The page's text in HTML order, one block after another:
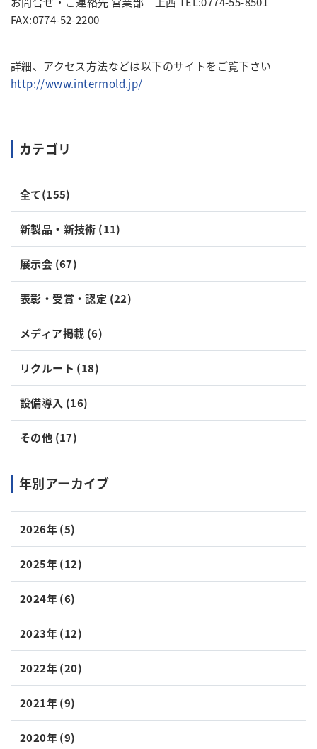
カテゴリ
全て(155)
新製品・新技術 (11)
展示会 (67)
表彰・受賞・認定 (22)
メディア掲載 (6)
リクルート (18)
設備導入 (16)
その他 (17)
年別アーカイブ
2026年 (5)
2025年 (12)
2024年 (6)
2023年 (12)
2022年 (20)
2021年 (9)
2020年 (9)
FAX:0774-52-2200
詳細、アクセス方法などは以下のサイトをご覧下さい
http://www.intermold.jp/